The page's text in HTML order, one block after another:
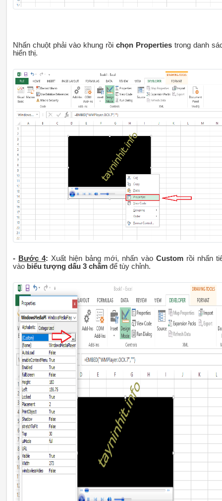
Nhấn chuột phải vào khung rồi chọn Propertiestrong danh
hiển thị.
- Bước 4: Xuất hiện bảng mới, nhấn vàoCustomrồi nhấn
vào biểu tượng dấu 3 chấmđể tùy chỉnh.